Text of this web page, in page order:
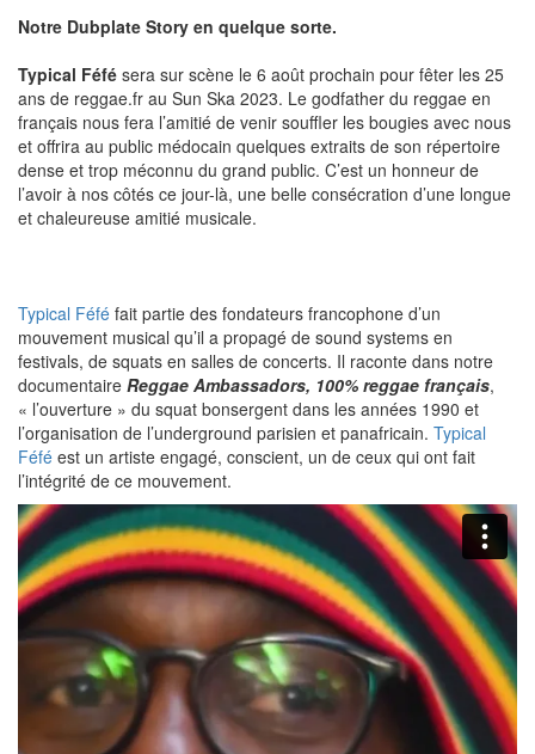
Notre Dubplate Story en quelque sorte.
Typical Féfé sera sur scène le 6 août prochain pour fêter les 25
ans de reggae.fr au Sun Ska 2023. Le godfather du reggae en
français nous fera l’amitié de venir souffler les bougies avec nous
et offrira au public médocain quelques extraits de son répertoire
dense et trop méconnu du grand public. C’est un honneur de
l’avoir à nos côtés ce jour-là, une belle consécration d’une longue
et chaleureuse amitié musicale.
Typical Féfé fait partie des fondateurs francophone d’un
mouvement musical qu’il a propagé de sound systems en
festivals, de squats en salles de concerts. Il raconte dans notre
documentaire Reggae Ambassadors, 100% reggae français,
« l’ouverture » du squat bonsergent dans les années 1990 et
l’organisation de l’underground parisien et panafricain. Typical
Féfé est un artiste engagé, conscient, un de ceux qui ont fait
l’intégrité de ce mouvement.